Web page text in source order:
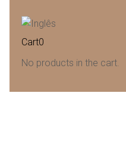
Cart0
No products in the cart.